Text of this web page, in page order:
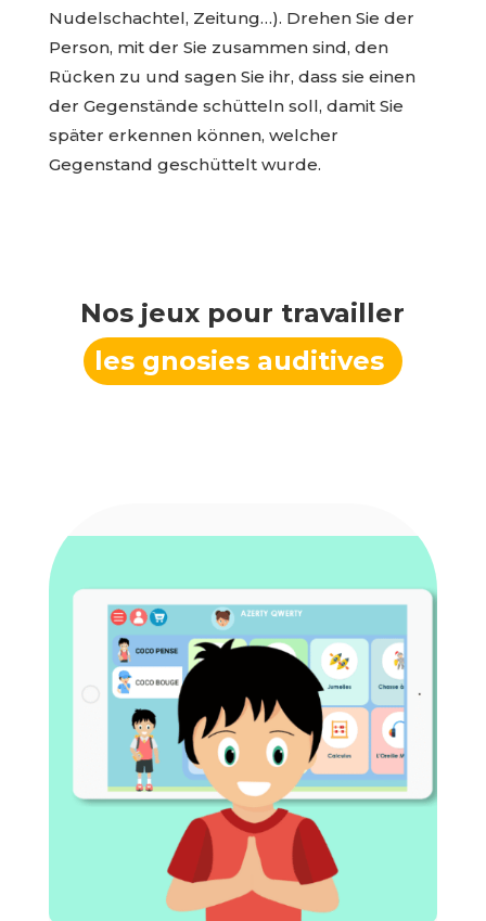
Nudelschachtel, Zeitung…). Drehen Sie der
Person, mit der Sie zusammen sind, den
Rücken zu und sagen Sie ihr, dass sie einen
der Gegenstände schütteln soll, damit Sie
später erkennen können, welcher
Gegenstand geschüttelt wurde.
Nos jeux pour travailler
les gnosies auditives